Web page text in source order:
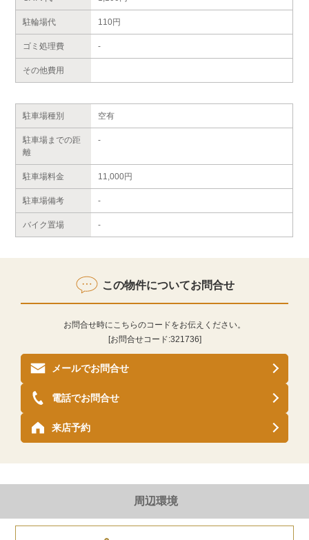
駐輪場代 110円
ゴミ処理費 -
その他費用
駐車場種別 空有
駐車場までの距
離
-
駐車場料金 11,000円
駐車場備考 -
バイク置場 -
この物件についてお問合せ
お問合せ時にこちらのコードをお伝えください。
[お問合せコード:321736]
メールでお問合せ
来店予約
電話でお問合せ
周辺環境